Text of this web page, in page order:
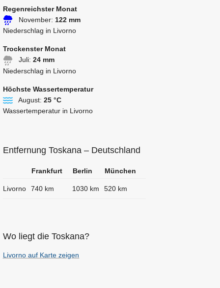
Regenreichster Monat
November: 122 mm
Niederschlag in Livorno
Trockenster Monat
Juli: 24 mm
Niederschlag in Livorno
Höchste Wassertemperatur
August: 25 °C
Wassertemperatur in Livorno
Entfernung Toskana – Deutschland
Frankfurt Berlin München
Livorno 740 km 1030 km 520 km
Wo liegt die Toskana?
Livorno auf Karte zeigen